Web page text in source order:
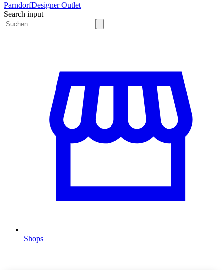
ParndorfDesigner Outlet
Search input
Shops